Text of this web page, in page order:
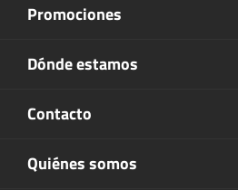
Promociones
Dónde estamos
Contacto
Quiénes somos